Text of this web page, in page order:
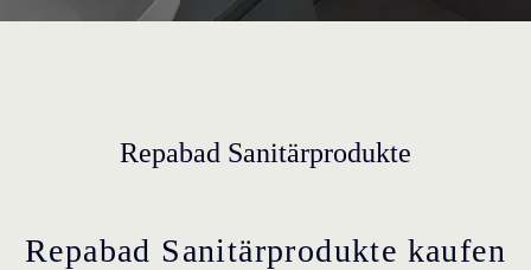
Repabad Sanitärprodukte
Repabad Sanitärprodukte kaufen